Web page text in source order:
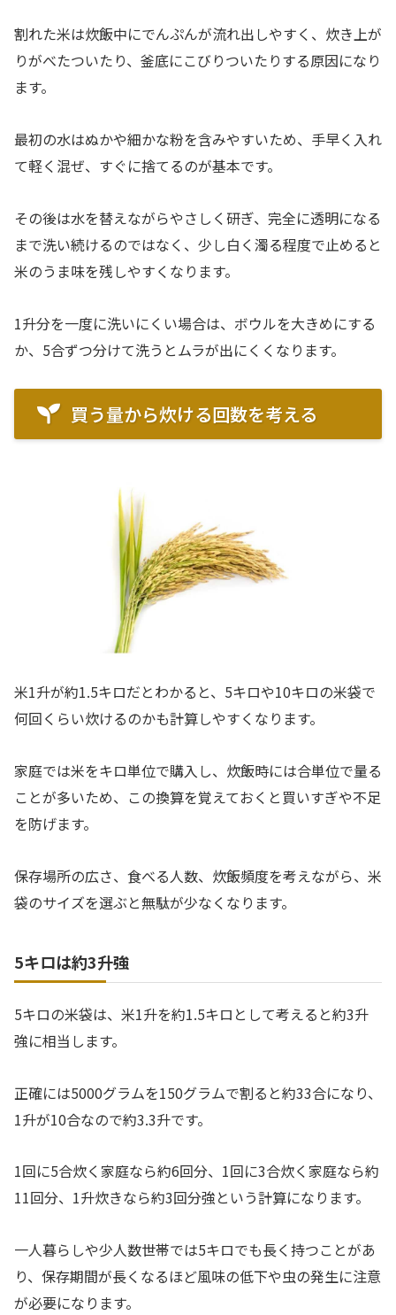
割れた米は炊飯中にでんぷんが流れ出しやすく、炊き上が
りがべたついたり、釜底にこびりついたりする原因になり
ます。
最初の水はぬかや細かな粉を含みやすいため、手早く入れ
て軽く混ぜ、すぐに捨てるのが基本です。
その後は水を替えながらやさしく研ぎ、完全に透明になる
まで洗い続けるのではなく、少し白く濁る程度で止めると
米のうま味を残しやすくなります。
1升分を一度に洗いにくい場合は、ボウルを大きめにする
か、5合ずつ分けて洗うとムラが出にくくなります。
買う量から炊ける回数を考える
米1升が約1.5キロだとわかると、5キロや10キロの米袋で
何回くらい炊けるのかも計算しやすくなります。
家庭では米をキロ単位で購入し、炊飯時には合単位で量る
ことが多いため、この換算を覚えておくと買いすぎや不足
を防げます。
保存場所の広さ、食べる人数、炊飯頻度を考えながら、米
袋のサイズを選ぶと無駄が少なくなります。
5キロは約3升強
5キロの米袋は、米1升を約1.5キロとして考えると約3升
強に相当します。
正確には5000グラムを150グラムで割ると約33合になり、
1升が10合なので約3.3升です。
1回に5合炊く家庭なら約6回分、1回に3合炊く家庭なら約
11回分、1升炊きなら約3回分強という計算になります。
一人暮らしや少人数世帯では5キロでも長く持つことがあ
り、保存期間が長くなるほど風味の低下や虫の発生に注意
が必要になります。